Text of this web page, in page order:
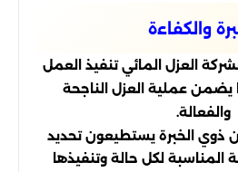
والكفاءة
العزل المائي تنفيذ العمل
يضمن عملية العزل الناجحة
والفعالة.
ذوي الخبرة يستطيعون تحديد
المناسبة لكل حالة وتنفيذها